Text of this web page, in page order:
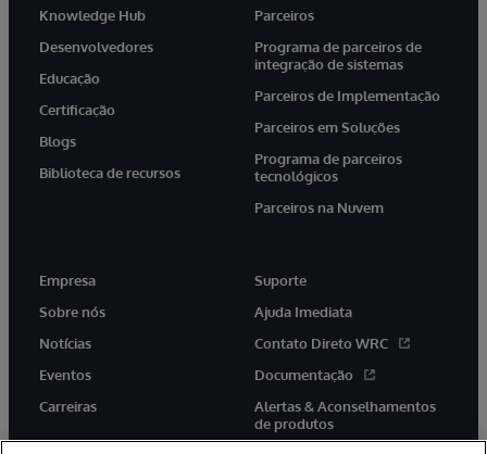
Knowledge Hub
Desenvolvedores
Educação
Certificação
Blogs
Biblioteca de recursos
Parceiros
Programa de parceiros de
integração de sistemas
Parceiros de Implementação
Parceiros em Soluções
Programa de parceiros
tecnológicos
Parceiros na Nuvem
Empresa
Sobre nós
Notícias
Eventos
Carreiras
Suporte
Ajuda Imediata
Contato Direto WRC
Documentação
Alertas & Aconselhamentos
de produtos